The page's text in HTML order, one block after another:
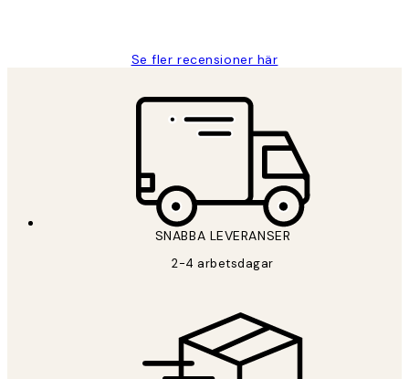
Se fler recensioner här
SNABBA LEVERANSER
2-4 arbetsdagar